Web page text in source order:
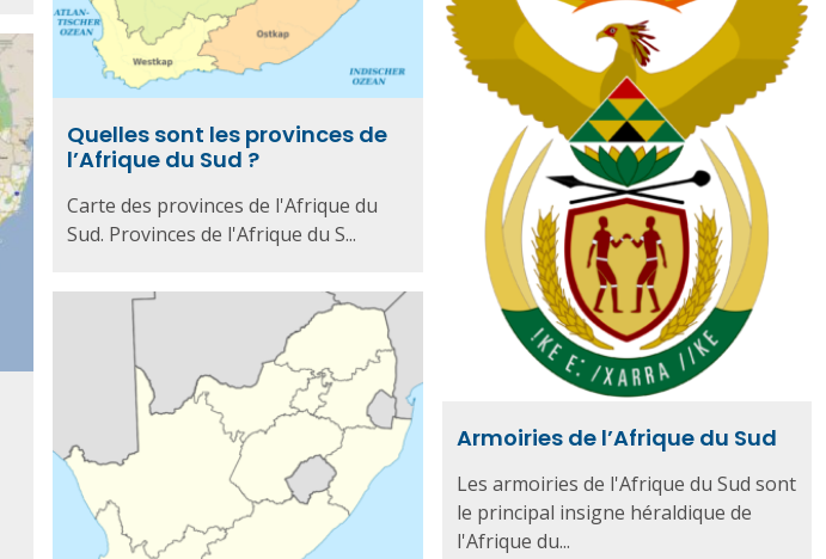
Quelles sont les provinces de
l’Afrique du Sud ?
Carte des provinces de l'Afrique du
Sud. Provinces de l'Afrique du S...
Armoiries de l’Afrique du Sud
Les armoiries de l'Afrique du Sud sont
le principal insigne héraldique de
l'Afrique du...